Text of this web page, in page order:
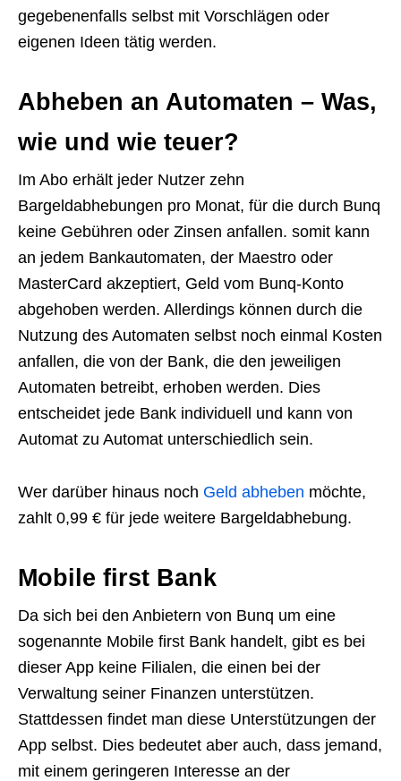
gegebenenfalls selbst mit Vorschlägen oder
eigenen Ideen tätig werden.
Abheben an Automaten – Was,
wie und wie teuer?
Im Abo erhält jeder Nutzer zehn
Bargeldabhebungen pro Monat, für die durch Bunq
keine Gebühren oder Zinsen anfallen. somit kann
an jedem Bankautomaten, der Maestro oder
MasterCard akzeptiert, Geld vom Bunq-Konto
abgehoben werden. Allerdings können durch die
Nutzung des Automaten selbst noch einmal Kosten
anfallen, die von der Bank, die den jeweiligen
Automaten betreibt, erhoben werden. Dies
entscheidet jede Bank individuell und kann von
Automat zu Automat unterschiedlich sein.
Wer darüber hinaus noch Geld abheben möchte,
zahlt 0,99 € für jede weitere Bargeldabhebung.
Mobile first Bank
Da sich bei den Anbietern von Bunq um eine
sogenannte Mobile first Bank handelt, gibt es bei
dieser App keine Filialen, die einen bei der
Verwaltung seiner Finanzen unterstützen.
Stattdessen findet man diese Unterstützungen der
App selbst. Dies bedeutet aber auch, dass jemand,
mit einem geringeren Interesse an der